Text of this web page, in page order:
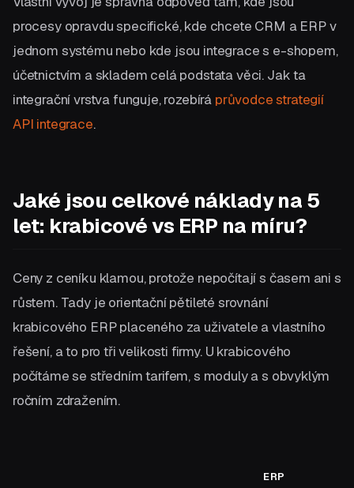
procesy opravdu specifické, kde chcete CRM a ERP v
jednom systému nebo kde jsou integrace s e-shopem,
účetnictvím a skladem celá podstata věci. Jak ta
integrační vrstva funguje, rozebírá průvodce strategií
API integrace.
Jaké jsou celkové náklady na 5
let: krabicové vs ERP na míru?
Ceny z ceníku klamou, protože nepočítají s časem ani s
růstem. Tady je orientační pětileté srovnání
krabicového ERP placeného za uživatele a vlastního
řešení, a to pro tři velikosti firmy. U krabicového
počítáme se středním tarifem, s moduly a s obvyklým
ročním zdražením.
ERP